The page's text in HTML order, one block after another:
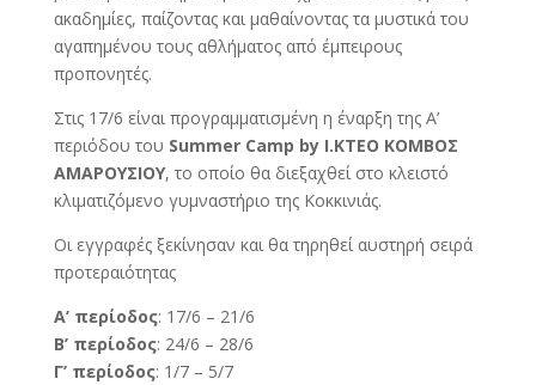
ακαδημίες, παίζοντας και μαθαίνοντας τα μυστικά του
αγαπημένου τους αθλήματος από έμπειρους
προπονητές.
Στις 17/6 είναι προγραμματισμένη η έναρξη της Α’
περιόδου του Summer Camp by Ι.ΚΤΕΟ ΚΟΜΒΟΣ
ΑΜΑΡΟΥΣΙΟΥ, το οποίο θα διεξαχθεί στο κλειστό
κλιματιζόμενο γυμναστήριο της Κοκκινιάς.
Οι εγγραφές ξεκίνησαν και θα τηρηθεί αυστηρή σειρά
προτεραιότητας
Α’ περίοδος: 17/6 – 21/6
Β’ περίοδος: 24/6 – 28/6
Γ’ περίοδος: 1/7 – 5/7